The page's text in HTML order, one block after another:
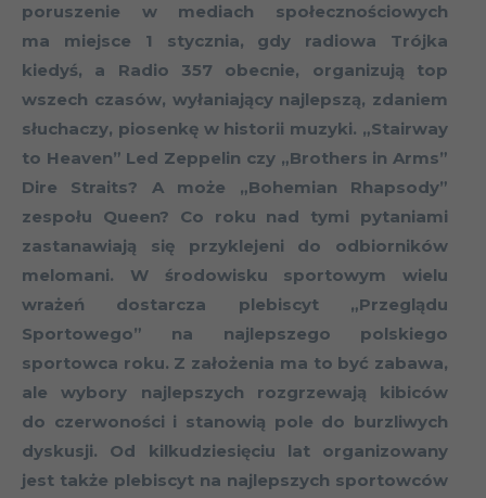
poruszenie w mediach społecznościowych
ma miejsce 1 stycznia, gdy radiowa Trójka
kiedyś, a Radio 357 obecnie, organizują top
wszech czasów, wyłaniający najlepszą, zdaniem
słuchaczy, piosenkę w historii muzyki. „Stairway
to Heaven” Led Zeppelin czy „Brothers in Arms”
Dire Straits? A może „Bohemian Rhapsody”
zespołu Queen? Co roku nad tymi pytaniami
zastanawiają się przyklejeni do odbiorników
melomani. W środowisku sportowym wielu
wrażeń dostarcza plebiscyt „Przeglądu
Sportowego” na najlepszego polskiego
sportowca roku. Z założenia ma to być zabawa,
ale wybory najlepszych rozgrzewają kibiców
do czerwoności i stanowią pole do burzliwych
dyskusji. Od kilkudziesięciu lat organizowany
jest także plebiscyt na najlepszych sportowców